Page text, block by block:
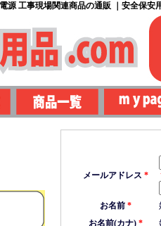
源 工事現場関連商品の通販 ｜安全保安
メールアドレス *
お名前*
お名前(カナ)*